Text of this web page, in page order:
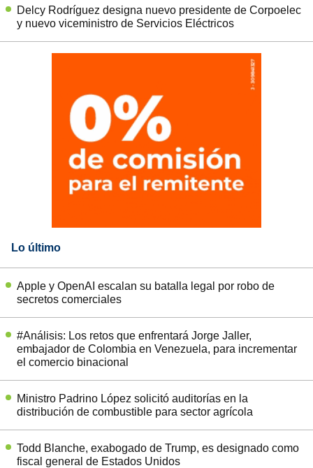
Delcy Rodríguez designa nuevo presidente de Corpoelec
y nuevo viceministro de Servicios Eléctricos
Lo último
Apple y OpenAI escalan su batalla legal por robo de
secretos comerciales
#Análisis: Los retos que enfrentará Jorge Jaller,
embajador de Colombia en Venezuela, para incrementar
el comercio binacional
Ministro Padrino López solicitó auditorías en la
distribución de combustible para sector agrícola
Todd Blanche, exabogado de Trump, es designado como
fiscal general de Estados Unidos